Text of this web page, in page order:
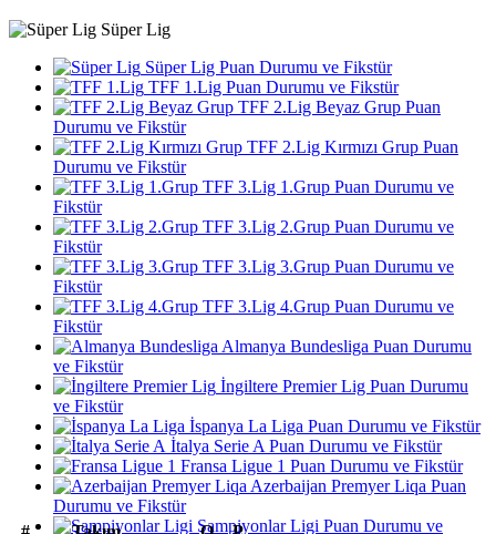
Süper Lig
Süper Lig Puan Durumu ve Fikstür
TFF 1.Lig Puan Durumu ve Fikstür
TFF 2.Lig Beyaz Grup Puan
Durumu ve Fikstür
TFF 2.Lig Kırmızı Grup Puan
Durumu ve Fikstür
TFF 3.Lig 1.Grup Puan Durumu ve
Fikstür
TFF 3.Lig 2.Grup Puan Durumu ve
Fikstür
TFF 3.Lig 3.Grup Puan Durumu ve
Fikstür
TFF 3.Lig 4.Grup Puan Durumu ve
Fikstür
Almanya Bundesliga Puan Durumu
ve Fikstür
İngiltere Premier Lig Puan Durumu
ve Fikstür
İspanya La Liga Puan Durumu ve Fikstür
İtalya Serie A Puan Durumu ve Fikstür
Fransa Ligue 1 Puan Durumu ve Fikstür
Azerbaijan Premyer Liqa Puan
Durumu ve Fikstür
Şampiyonlar Ligi Puan Durumu ve